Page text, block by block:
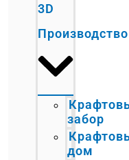
3D
Производство
забор
дом